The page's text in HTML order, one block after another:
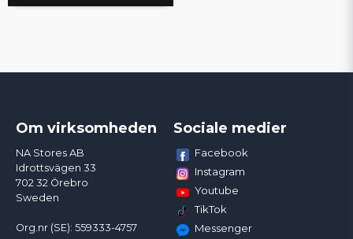
Om virksomheden
NA Stores AB
Idrottsvägen 33
702 32 Örebro
Sweden
Org.nr (SE): 559333-4757
Sociale medier
Facebook
Instagram
Youtube
TikTok
Messenger